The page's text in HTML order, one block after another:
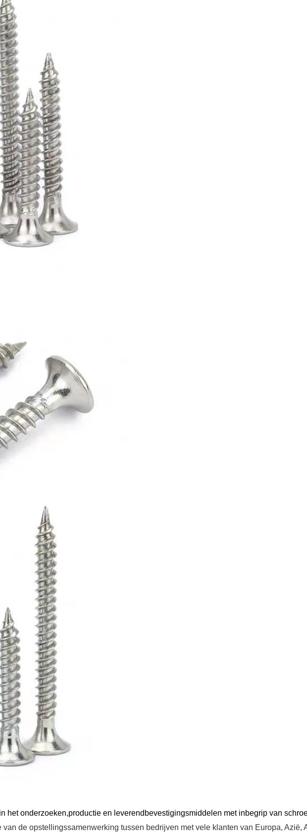
het onderzoeken,productie en leverend bevestigingsmiddelen met inbegrip van
de opstellingssamenwerking tussen bedrijven met vele klanten van Europa,